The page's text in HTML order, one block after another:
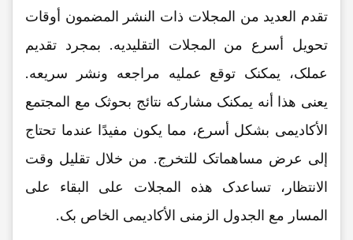
تقدم العدید من المجلات ذات النشر المضمون أوقات
تحویل أسرع من المجلات التقلیدیه. بمجرد تقدیم
عملک، یمکنک توقع عملیه مراجعه ونشر سریعه.
یعنی هذا أنه یمکنک مشارکه نتائج بحوثک مع المجتمع
الأکادیمی بشکل أسرع، مما یکون مفیدًا عندما تحتاج
إلى عرض مساهماتک للتخرج. من خلال تقلیل وقت
الانتظار، تساعدک هذه المجلات على البقاء على
المسار مع الجدول الزمنی الأکادیمی الخاص بک.